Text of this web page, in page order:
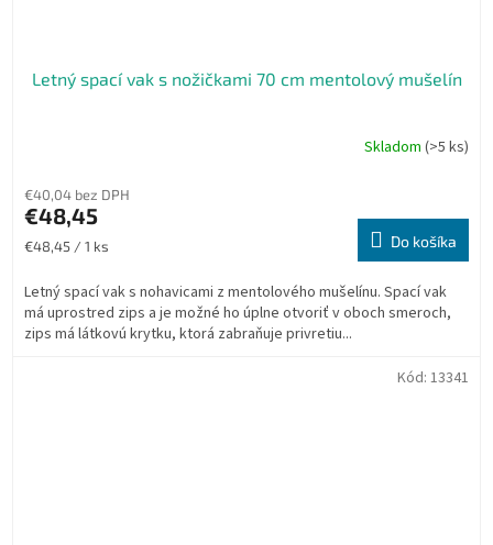
Letný spací vak s nožičkami 70 cm mentolový mušelín
Skladom (>5 ks)
€40,04 bez DPH
€48,45
Jednotková
€48,45 / 1 ks Do košíka
Letný spací vak s nohavicami z mentolového mušelínu. Spací vak
má uprostred zips a je možné ho úplne otvoriť v oboch smeroch,
zips má látkovú krytku, ktorá zabraňuje privretiu...
Kód: 13341